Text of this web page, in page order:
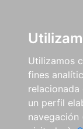
Utilizamos
fines
relacionada
un perfil